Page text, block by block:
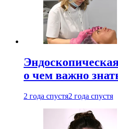
о чем важно
2 года спустя2 года спустя